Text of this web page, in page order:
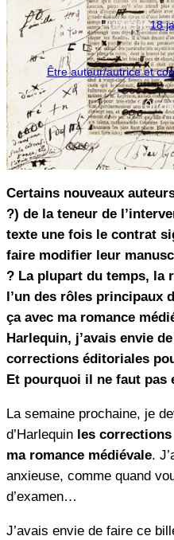
Publié le18
Être auteur/autrice et
10
Certains nouveaux
?) de la teneur de
texte une fois le contrat
faire modifier leur
? La plupart du temps, la
l’un des rôles principaux
ça avec ma romance
Harlequin, j’avais envie
corrections éditoriales
Et pourquoi il ne faut pas
La semaine prochaine, je
d’Harlequin les
ma romance médiévale.
anxieuse, comme quand
d’examen…
J’avais envie de faire ce